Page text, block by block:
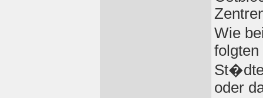
Wie
folgten
oder